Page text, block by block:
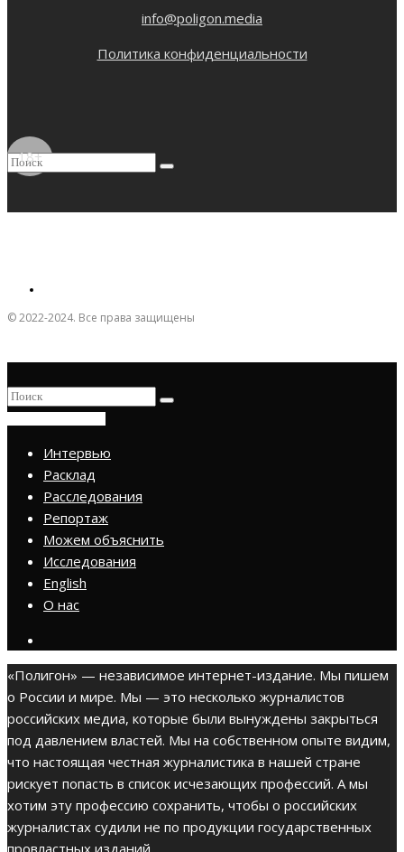
info@poligon.media
Политика конфиденциальности
18+
© 2022-2024. Все права защищены
Интервью
Расклад
Расследования
Репортаж
Можем объяснить
Исследования
English
О нас
«Полигон» — независимое интернет-издание. Мы пишем
о России и мире. Мы — это несколько журналистов
российских медиа, которые были вынуждены закрыться
под давлением властей. Мы на собственном опыте видим,
что настоящая честная журналистика в нашей стране
рискует попасть в список исчезающих профессий. А мы
хотим эту профессию сохранить, чтобы о российских
журналистах судили не по продукции государственных